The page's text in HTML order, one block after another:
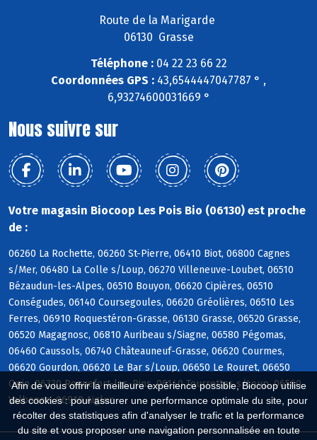
Afin de vous offrir la meilleure expérience possible, Biocoop utilise
des cookies : pour assurer une performance optimale du site, pour
récolter des statistiques afin d'analyser le trafic et la performance
du site et vous proposer une navigation personnalisée en toute
Route de la Marigarde
06130 Grasse
Téléphone :04 22 23 66 22
Coordonnées GPS : 43,6544447047787 ° ,
6,93274600031669 °
Nous suivre sur
Votre magasin Biocoop Les Pois Bio (06130) est proche
de :
06260 La Rochette, 06260 St-Pierre, 06410 Biot, 06800 Cagnes
s/Mer, 06480 La Colle s/Loup, 06270 Villeneuve-Loubet, 06510
Bézaudun-les-Alpes, 06510 Bouyon, 06620 Cipières, 06510
Conségudes, 06140 Coursegoules, 06620 Gréolières, 06510 Les
Ferres, 06910 Roquestéron-Grasse, 06130 Grasse, 06520 Grasse,
06520 Magagnosc, 06810 Auribeau s/Siagne, 06580 Pégomas,
06460 Caussols, 06740 Châteauneuf-Grasse, 06620 Courmes,
06620 Gourdon, 06620 Le Bar s/Loup, 06650 Le Rouret, 06650
Opio, 06330 Roquefort-les-Pins, 06140 Tourrettes s/Loup, 06560
Valbonne, 06910 Aiglun